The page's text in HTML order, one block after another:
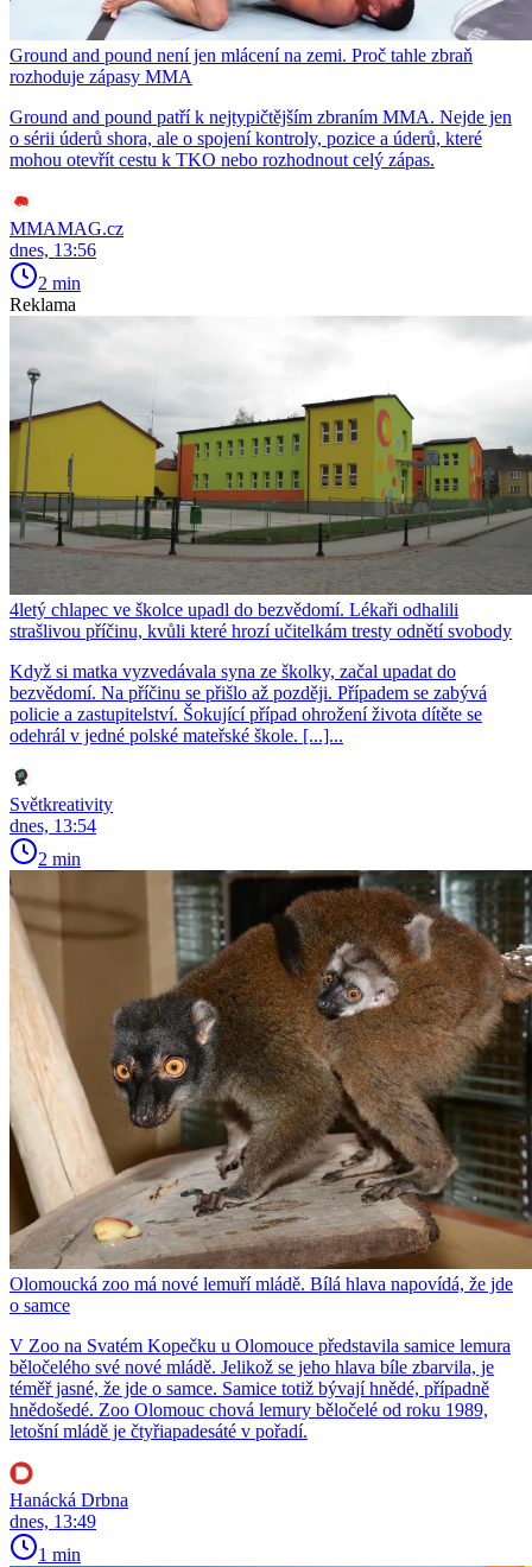
Ground and pound není jen mlácení na zemi. Proč tahle zbraň
rozhoduje zápasy MMA
Ground and pound patří k nejtypičtějším zbraním MMA. Nejde jen
o sérii úderů shora, ale o spojení kontroly, pozice a úderů, které
mohou otevřít cestu k TKO nebo rozhodnout celý zápas.
MMAMAG.cz
dnes, 13:56
2 min
Reklama
4letý chlapec ve školce upadl do bezvědomí. Lékaři odhalili
strašlivou příčinu, kvůli které hrozí učitelkám tresty odnětí svobody
Když si matka vyzvedávala syna ze školky, začal upadat do
bezvědomí. Na příčinu se přišlo až později. Případem se zabývá
policie a zastupitelství. Šokující případ ohrožení života dítěte se
odehrál v jedné polské mateřské škole. [...]...
Světkreativity
dnes, 13:54
2 min
Olomoucká zoo má nové lemuří mládě. Bílá hlava napovídá, že jde
o samce
V Zoo na Svatém Kopečku u Olomouce představila samice lemura
běločelého své nové mládě. Jelikož se jeho hlava bíle zbarvila, je
téměř jasné, že jde o samce. Samice totiž bývají hnědé, případně
hnědošedé. Zoo Olomouc chová lemury běločelé od roku 1989,
letošní mládě je čtyřiapadesáté v pořadí.
Hanácká Drbna
dnes, 13:49
1 min